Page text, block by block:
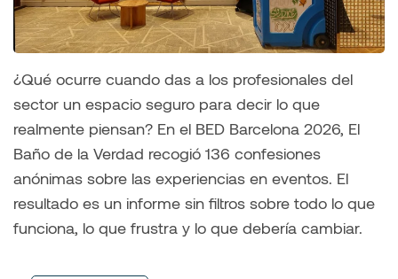
¿Qué ocurre cuando das a los profesionales del
sector un espacio seguro para decir lo que
realmente piensan? En el BED Barcelona 2026, El
Baño de la Verdad recogió 136 confesiones
anónimas sobre las experiencias en eventos. El
resultado es un informe sin filtros sobre todo lo que
funciona, lo que frustra y lo que debería cambiar.